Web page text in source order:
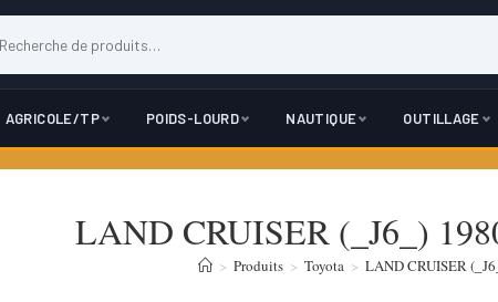
AGRICOLE/TP POIDS-LOURD NAUTIQUE OUTILLAGE
LAND CRUISER (_J6_)
> Produits > Toyota > LAND CRUISER